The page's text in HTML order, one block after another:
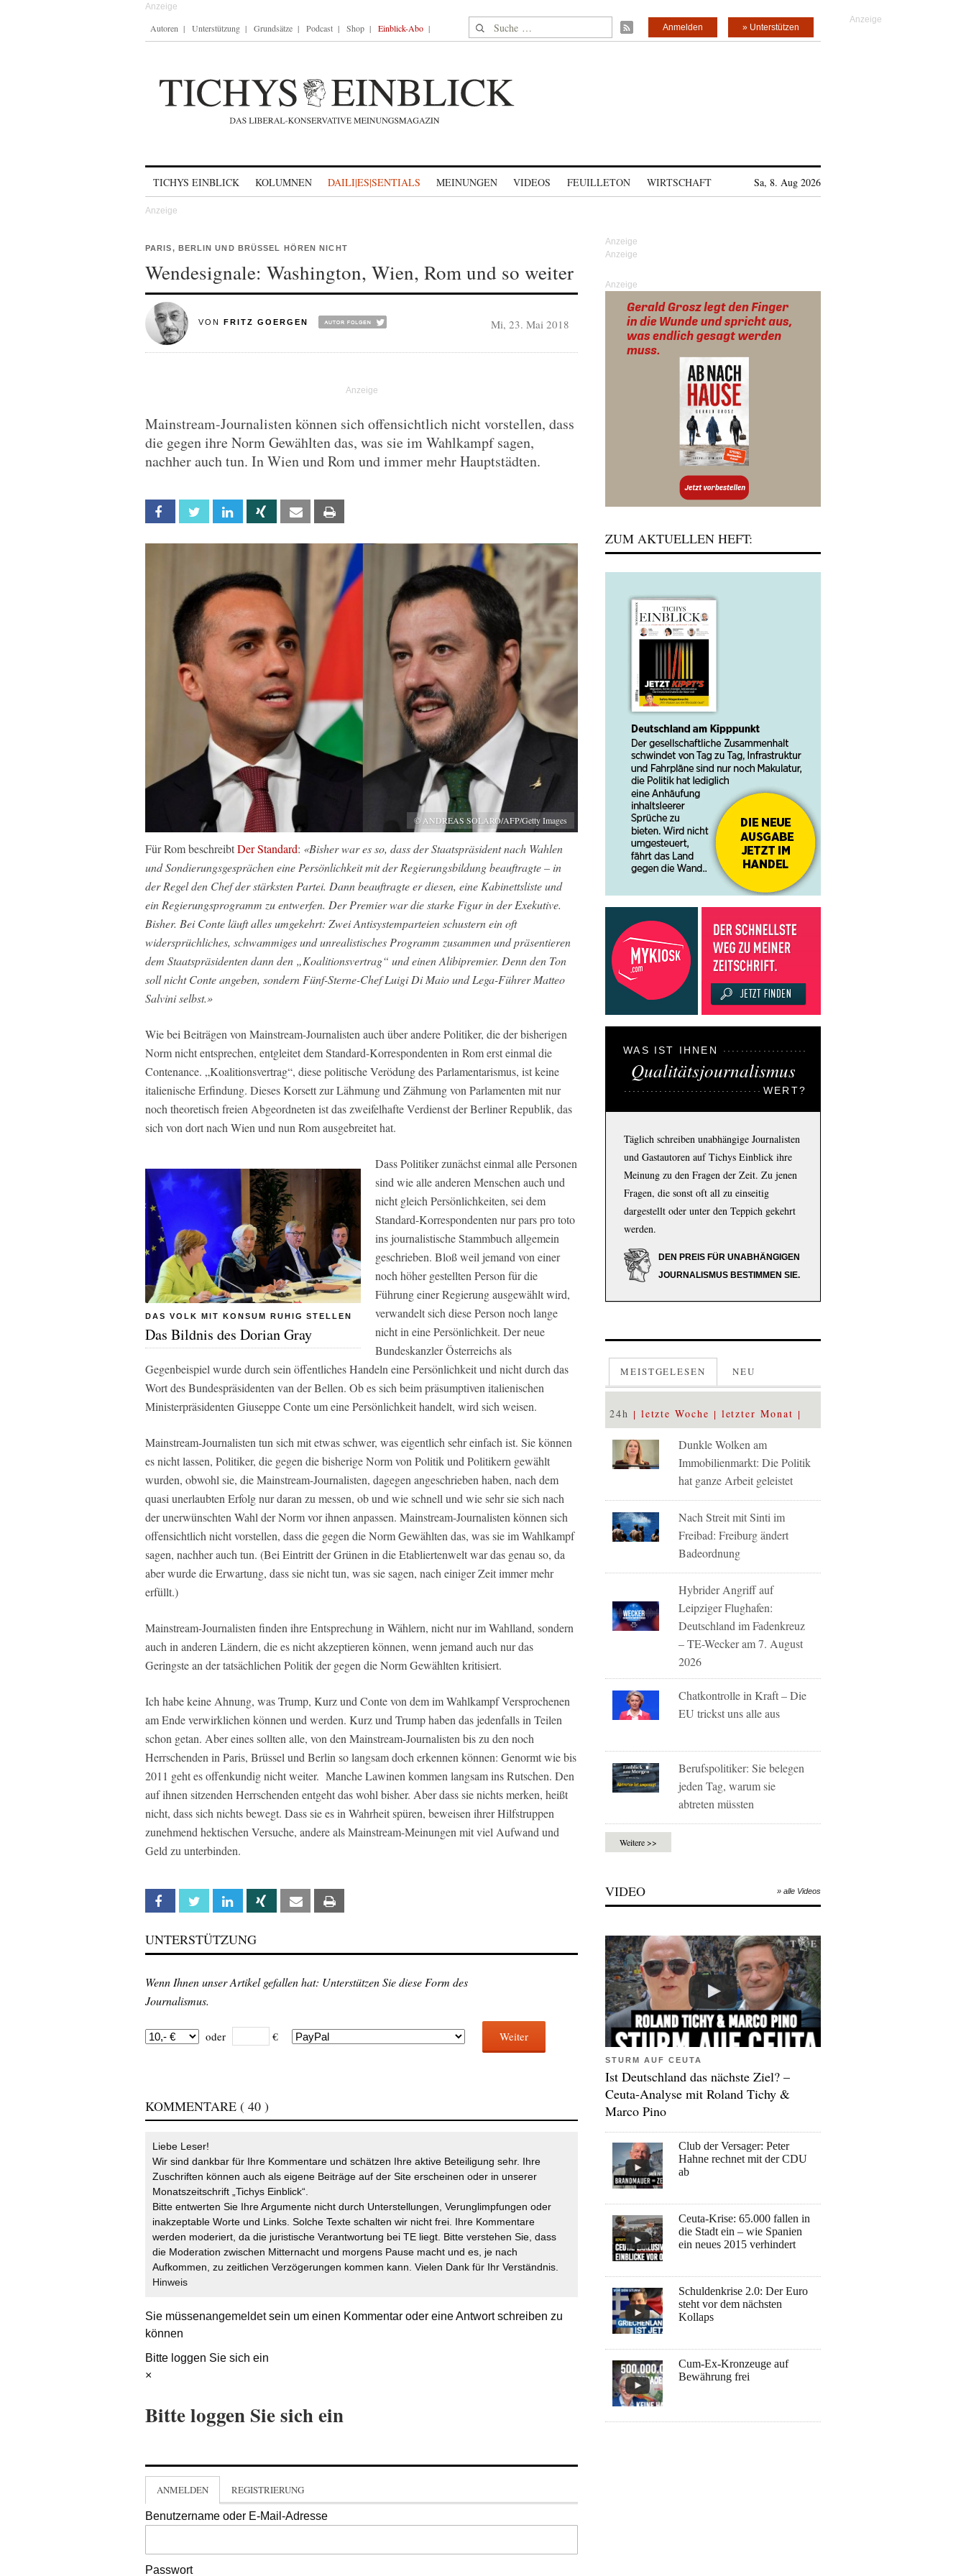
Autoren Unterstützung Grundsätze Podcast Shop Einblick-Abo Suche nach: » Unterstützen
Anmelden
TICHYS EINBLICK KOLUMNEN DAILI|ES|SENTIALS MEINUNGEN VIDEOS FEUILLETON WIRTSCHAFT Sa, 8. Aug 2026
PARIS, BERLIN UND BRÜSSEL HÖREN NICHT
Wendesignale: Washington, Wien, Rom und so weiter
VON FRITZ GOERGEN Mi, 23. Mai 2018
Mainstream-Journalisten können sich offensichtlich nicht vorstellen, dass
die gegen ihre Norm Gewählten das, was sie im Wahlkampf sagen,
nachher auch tun. In Wien und Rom und immer mehr Hauptstädten.
Facebook Twitter Linkedin Xing Email
© ANDREAS SOLARO/AFP/Getty Images
Für Rom beschreibtDer Standard: «Bisher war es so, dass der Staatspräsident nach Wahlen
und Sondierungsgesprächen eine Persönlichkeit mit der Regierungsbildung beauftragte – in
der Regel den Chef der stärksten Partei. Dann beauftragte er diesen, eine Kabinettsliste und
ein Regierungsprogramm zu entwerfen. Der Premier war die starke Figur in der Exekutive.
Bisher. Bei Conte läuft alles umgekehrt: Zwei Antisystemparteien schustern ein oft
widersprüchliches, schwammiges und unrealistisches Programm zusammen und präsentieren
dem Staatspräsidenten dann den „Koalitionsvertrag“ und einen Alibipremier. Denn den Ton
soll nicht Conte angeben, sondern Fünf-Sterne-Chef Luigi Di Maio und Lega-Führer Matteo
Salvini selbst.»
Wie bei Beiträgen von Mainstream-Journalisten auch über andere Politiker, die der bisherigen
Norm nicht entsprechen, entgleitet dem Standard-Korrespondenten in Rom erst einmal die
Contenance. „Koalitionsvertrag“, diese politische Verödung des Parlamentarismus, ist keine
italienische Erfindung. Dieses Korsett zur Lähmung und Zähmung von Parlamenten mit nur
noch theoretisch freien Abgeordneten ist das zweifelhafte Verdienst der Berliner Republik, das
sich von dort nach Wien und nun Rom ausgebreitet hat.
DAS VOLK MIT KONSUM RUHIG STELLEN
Das Bildnis des Dorian Gray
Dass Politiker zunächst einmal alle Personen
sind wie alle anderen Menschen auch und
nicht gleich Persönlichkeiten, sei dem
Standard-Korrespondenten nur pars pro toto
ins journalistische Stammbuch allgemein
geschrieben. Bloß weil jemand von einer
noch höher gestellten Person für die
Führung einer Regierung ausgewählt wird,
verwandelt sich diese Person noch lange
nicht in eine Persönlichkeit. Der neue
Bundeskanzler Österreichs als
Gegenbeispiel wurde durch sein öffentliches Handeln eine Persönlichkeit und nicht durch das
Wort des Bundespräsidenten van der Bellen. Ob es sich beim präsumptiven italienischen
Ministerpräsidenten Giuseppe Conte um eine Persönlichkeit handelt, wird sich weisen.
Mainstream-Journalisten tun sich mit etwas schwer, was eigentlich sehr einfach ist. Sie können
es nicht lassen, Politiker, die gegen die bisherige Norm von Politik und Politikern gewählt
wurden, obwohl sie, die Mainstream-Journalisten, dagegen angeschrieben haben, nach dem
quasi unerlaubten Erfolg nur daran zu messen, ob und wie schnell und wie sehr sie sich nach
der unerwünschten Wahl der Norm vor ihnen anpassen. Mainstream-Journalisten können sich
offensichtlich nicht vorstellen, dass die gegen die Norm Gewählten das, was sie im Wahlkampf
sagen, nachher auch tun. (Bei Eintritt der Grünen in die Etabliertenwelt war das genau so, da
aber wurde die Erwartung, dass sie nicht tun, was sie sagen, nach einiger Zeit immer mehr
erfüllt.)
Mainstream-Journalisten finden ihre Entsprechung in Wählern, nicht nur im Wahlland, sondern
auch in anderen Ländern, die es nicht akzeptieren können, wenn jemand auch nur das
Geringste an der tatsächlichen Politik der gegen die Norm Gewählten kritisiert.
Ich habe keine Ahnung, was Trump, Kurz und Conte von dem im Wahlkampf Versprochenen
am Ende verwirklichen können und werden. Kurz und Trump haben das jedenfalls in Teilen
schon getan. Aber eines sollten alle, von den Mainstream-Journalisten bis zu den noch
Herrschenden in Paris, Brüssel und Berlin so langsam doch erkennen können: Genormt wie bis
2011 geht es offenkundig nicht weiter. Manche Lawinen kommen langsam ins Rutschen. Den
auf ihnen sitzenden Herrschenden entgeht das wohl bisher. Aber dass sie nichts merken, heißt
nicht, dass sich nichts bewegt. Dass sie es in Wahrheit spüren, beweisen ihrer Hilfstruppen
zunehmend hektischen Versuche, andere als Mainstream-Meinungen mit viel Aufwand und
Geld zu unterbinden.
Facebook Twitter Linkedin Xing Email
UNTERSTÜTZUNG
Wenn Ihnen unser Artikel gefallen hat: Unterstützen Sie diese Form des
Journalismus.
oder € Weiter
KOMMENTARE ( 40 )
Liebe Leser!
Wir sind dankbar für Ihre Kommentare und schätzen Ihre aktive Beteiligung sehr. Ihre
Zuschriften können auch als eigene Beiträge auf der Site erscheinen oder in unserer
Monatszeitschrift „Tichys Einblick“.
Bitte entwerten Sie Ihre Argumente nicht durch Unterstellungen, Verunglimpfungen oder
inakzeptable Worte und Links. Solche Texte schalten wir nicht frei. Ihre Kommentare
werden moderiert, da die juristische Verantwortung bei TE liegt. Bitte verstehen Sie, dass
die Moderation zwischen Mitternacht und morgens Pause macht und es, je nach
Aufkommen, zu zeitlichen Verzögerungen kommen kann. Vielen Dank für Ihr Verständnis.
Hinweis
Sie müssenangemeldetsein um einen Kommentar oder eine Antwort schreiben zu
können
Bitte loggen Sie sich ein
×
Bitte loggen Sie sich ein
ANMELDEN REGISTRIERUNG
Benutzername oder E-Mail-Adresse
Passwort
Anzeige
ZUM AKTUELLEN HEFT:
WAS IST IHNEN
Qualitätsjournalismus
WERT?
Täglich schreiben unabhängige Journalisten
und Gastautoren auf Tichys Einblick ihre
Meinung zu den Fragen der Zeit. Zu jenen
Fragen, die sonst oft all zu einseitig
dargestellt oder unter den Teppich gekehrt
werden.
DEN PREIS FÜR UNABHÄNGIGEN
JOURNALISMUS BESTIMMEN SIE.
MEISTGELESEN NEU
24h letzte Woche letzter Monat
Dunkle Wolken am
Immobilienmarkt: Die Politik
hat ganze Arbeit geleistet
Nach Streit mit Sinti im
Freibad: Freiburg ändert
Badeordnung
Hybrider Angriff auf
Leipziger Flughafen:
Deutschland im Fadenkreuz
– TE-Wecker am 7. August
2026
Chatkontrolle in Kraft – Die
EU trickst uns alle aus
Berufspolitiker: Sie belegen
jeden Tag, warum sie
abtreten müssten
Weitere >>
VIDEO » alle Videos
STURM AUF CEUTA
Ist Deutschland das nächste Ziel? –
Ceuta-Analyse mit Roland Tichy &
Marco Pino
Club der Versager: Peter
Hahne rechnet mit der CDU
ab
Ceuta-Krise: 65.000 fallen in
die Stadt ein – wie Spanien
ein neues 2015 verhindert
Schuldenkrise 2.0: Der Euro
steht vor dem nächsten
Kollaps
Cum-Ex-Kronzeuge auf
Bewährung frei